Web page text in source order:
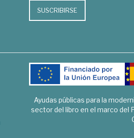
SUSCRIBIRSE
Ayudas públicas para la
sector del libro en el marco del